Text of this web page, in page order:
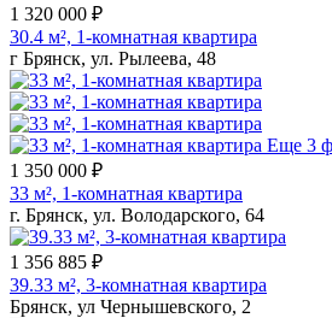
1 320 000 ₽
30.4 м², 1-комнатная квартира
г Брянск, ул. Рылеева, 48
Еще 3
1 350 000 ₽
33 м², 1-комнатная квартира
г. Брянск, ул. Володарского, 64
1 356 885 ₽
39.33 м², 3-комнатная квартира
Брянск, ул Чернышевского, 2